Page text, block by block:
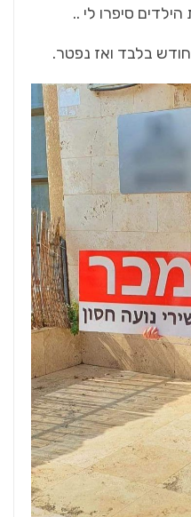
סיפרו לי ..
בלבד ואז נפטר.